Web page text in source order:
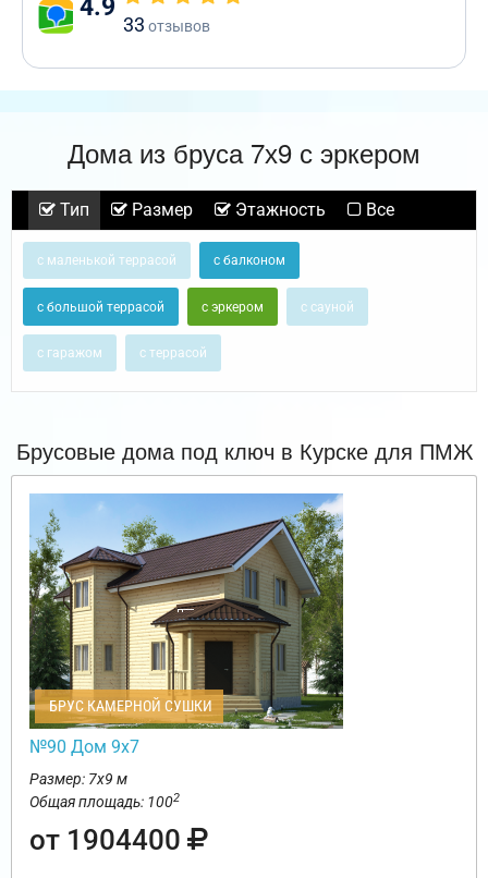
4.9
33 отзывов
Дома из бруса 7х9 с эркером
Тип Размер Этажность Все
с маленькой террасой с балконом
с большой террасой с эркером с сауной
с гаражом с террасой
Брусовые дома под ключ в Курске для ПМЖ
БРУС КАМЕРНОЙ СУШКИ
№90 Дом 9х7
Размер: 7х9 м
Общая площадь: 1002
от 1904400